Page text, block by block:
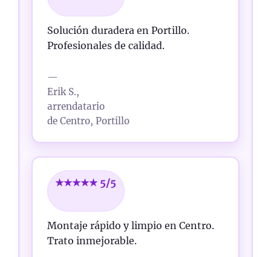
Solución duradera en Portillo.
Profesionales de calidad.
—
Erik S.,
arrendatario
de Centro, Portillo
★★★★★ 5/5
Montaje rápido y limpio en Centro.
Trato inmejorable.